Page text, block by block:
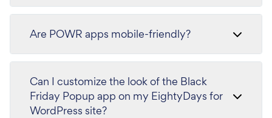
Are POWR apps mobile-friendly?
Can I customize the look of the Black
Friday Popup app on my EightyDays for
WordPress site?